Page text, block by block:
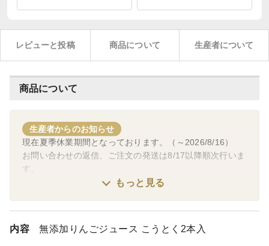
レビューと投稿 商品について 生産者について
商品について
生産者からのお知らせ
現在夏季休業期間となっております。（～2026/8/16）
お問い合わせの返信、ご注文の発送は8/17以降順次行いま
す。
ご不便をおかけいたしますが何卒ご了承くださいませ。
もっと見る
内容 無添加りんごジュース こうとく2本入